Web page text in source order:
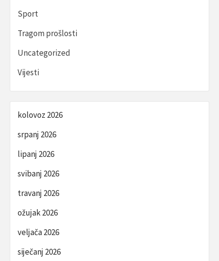
Sport
Tragom prošlosti
Uncategorized
Vijesti
kolovoz 2026
srpanj 2026
lipanj 2026
svibanj 2026
travanj 2026
ožujak 2026
veljača 2026
siječanj 2026